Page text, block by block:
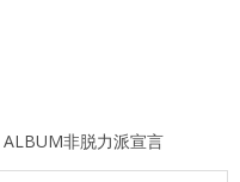
ALBUM非脱力派宣言